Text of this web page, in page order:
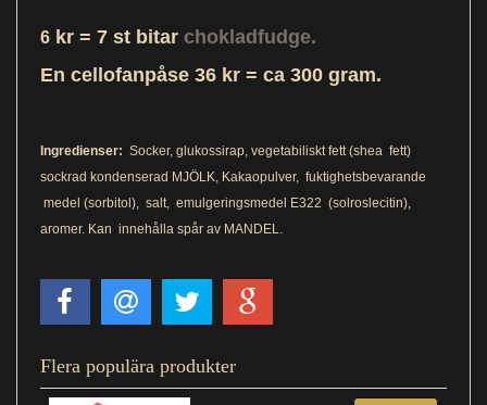
6 kr = 7 st bitar chokladfudge.
En cellofanpåse 36 kr = ca 300 gram.
Ingredienser: Socker, glukossirap, vegetabiliskt fett (shea fett)
sockrad kondenserad MJÖLK, Kakaopulver, fuktighetsbevarande
medel (sorbitol), salt, emulgeringsmedel E322 (solroslecitin),
aromer. Kan innehålla spår av MANDEL.
Flera populära produkter